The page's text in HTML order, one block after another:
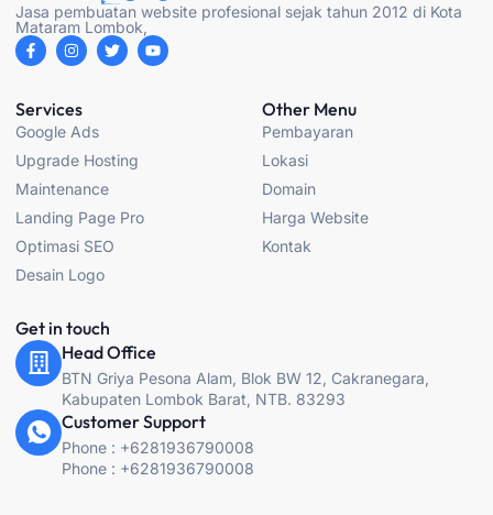
Jasa pembuatan website profesional sejak tahun 2012 di Kota
Mataram Lombok,
F
a
c
b
o
o
-
I
n
s
a
g
r
m
T
w
i
Y
o
u
Services
Google Ads
Upgrade Hosting
Maintenance
Landing Page Pro
Optimasi SEO
Desain Logo
Other Menu
Pembayaran
Lokasi
Domain
Harga Website
Kontak
Get in touch
Head Office
BTN Griya Pesona Alam, Blok BW 12, Cakranegara,
Kabupaten Lombok Barat, NTB. 83293
Customer Support
Phone : +6281936790008
Phone : +6281936790008